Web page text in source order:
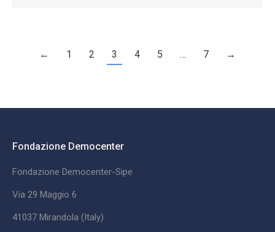
← 1 2 3 4 5 … 7 →
Fondazione Democenter
Fondazione Democenter-Sipe
Via 29 Maggio 6
41037 Mirandola (Italy)